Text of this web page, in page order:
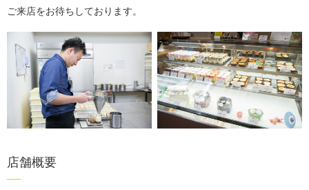
ご来店をお待ちしております。
店舗概要